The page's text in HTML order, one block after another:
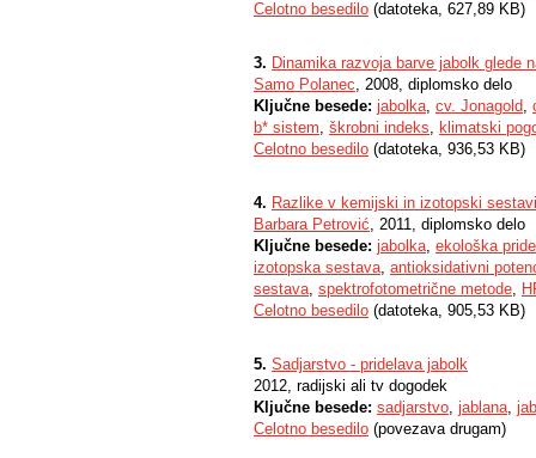
Celotno besedilo (datoteka, 627,89 KB)
3. Dinamika razvoja barve jabolk glede
Samo Polanec, 2008, diplomsko delo
Ključne besede: jabolka, cv. Jonagold,
b* sistem, škrobni indeks, klimatski
Celotno besedilo (datoteka, 936,53 KB)
4. Razlike v kemijski in izotopski
Barbara Petrović, 2011, diplomsko delo
Ključne besede: jabolka, ekološka
izotopska sestava, antioksidativni
sestava, spektrofotometrične metode,
Celotno besedilo (datoteka, 905,53 KB)
5. Sadjarstvo - pridelava jabolk
2012, radijski ali tv dogodek
Ključne besede: sadjarstvo, jablana,
Celotno besedilo (povezava drugam)